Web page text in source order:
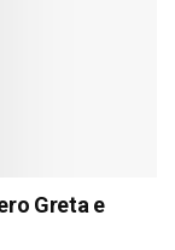
Greta e